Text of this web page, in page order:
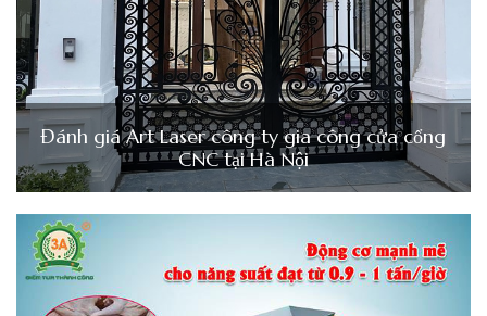
Đánh giá Art Laser công ty gia công cửa cổng
CNC tại Hà Nội